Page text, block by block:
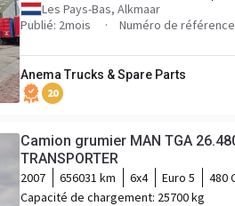
Les Pays-Bas, Alkmaar
Publié: 2mois
Numéro de référence
Anema Trucks & Spare Parts
20
Camion grumier MAN TGA
TRANSPORTER
2007 656031 km 6x4 Euro 5
480
Capacité de chargement: 25700 kg